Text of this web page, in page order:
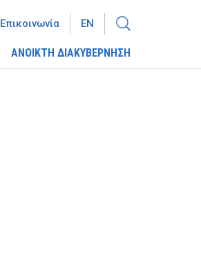
ΑΝΟΙΚΤΗ ΔΙΑΚΥΒΕΡΝΗΣΗ
Επικοινωνία EN